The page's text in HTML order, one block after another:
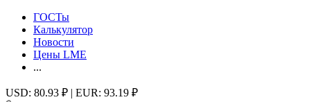
ГОСТы
Калькулятор
Новости
Цены LME
...
USD: 80.93 ₽ | EUR: 93.19 ₽